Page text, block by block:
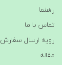
راهنما
تماس با ما
رویه ارسال سفارش
مقاله